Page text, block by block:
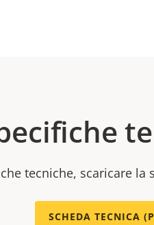
tecniche, scaricare la
SCHEDA TECNICA